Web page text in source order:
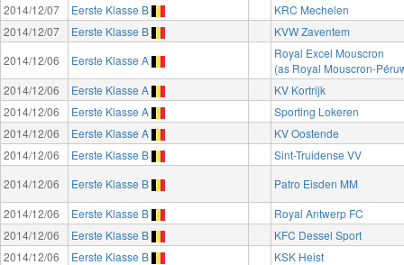
2014/12/07
Eerste Klasse B
KRC Mechelen
2014/12/07
Eerste Klasse B
KVW Zaventem
2014/12/06
Eerste Klasse A
Royal Excel Mouscron
(as Royal Mouscron-
2014/12/06
Eerste Klasse A
KV Kortrijk
2014/12/06
Eerste Klasse A
Sporting Lokeren
2014/12/06
Eerste Klasse A
KV Oostende
2014/12/06
Eerste Klasse B
Sint-Truidense VV
2014/12/06
Eerste Klasse B
Patro Eisden MM
2014/12/06
Eerste Klasse B
Royal Antwerp FC
2014/12/06
Eerste Klasse B
KFC Dessel Sport
2014/12/06
Eerste Klasse B
KSK Heist